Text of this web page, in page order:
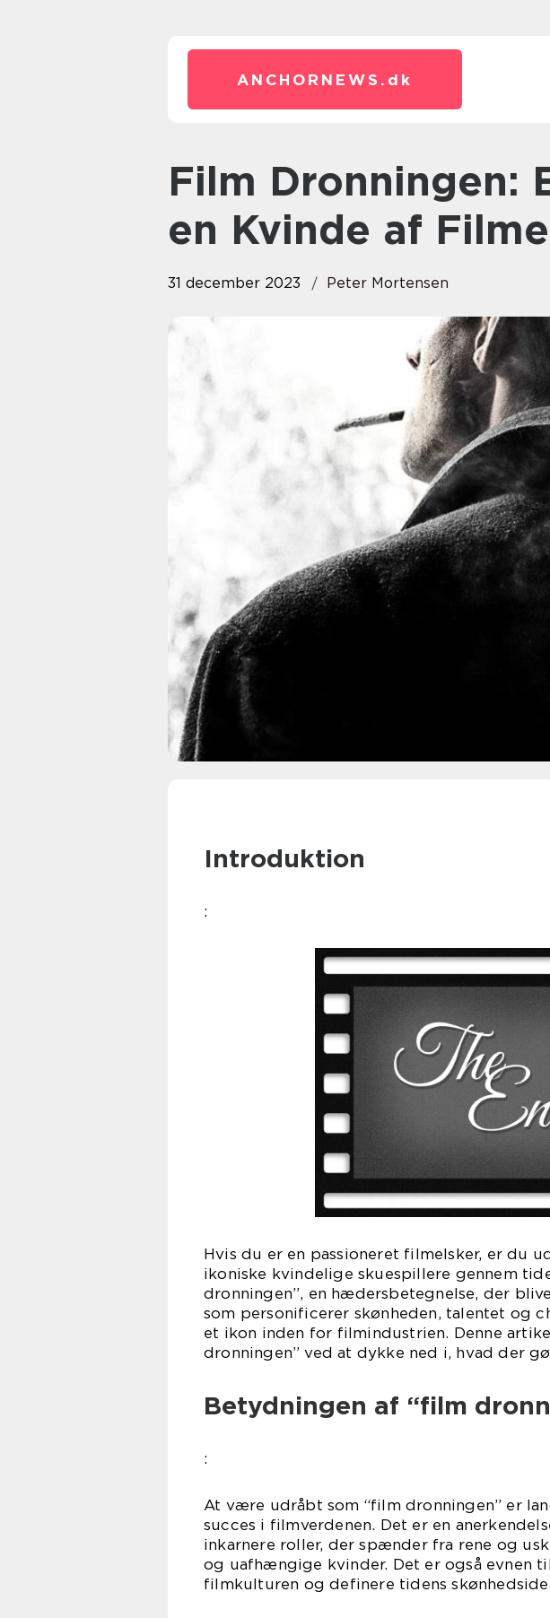
ANCHORNEWS. dk
Film Dronningen: En Hyldest til
en Kvinde af
31 december 2023 Peter Mortensen
Introduktion
:
Hvis du er en passioneret filmelsker, er du
ikoniske kvindelige skuespillere gennem
dronningen”, en hædersbetegnelse, der
som personificerer skønheden, talentet og
et ikon inden for filmindustrien. Denne
dronningen” ved at dykke ned i, hvad der
Betydningen af “film
:
At være udråbt som “film dronningen” er
succes i filmverdenen. Det er en
inkarnere roller, der spænder fra rene og
og uafhængige kvinder. Det er også evnen
filmkulturen og definere tidens